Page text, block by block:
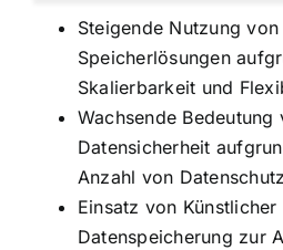
Steigende Nutzung
Speicherlösungen
Skalierbarkeit und
Wachsende
Datensicherheit
Anzahl von
Einsatz von
Datenspeicherung zur